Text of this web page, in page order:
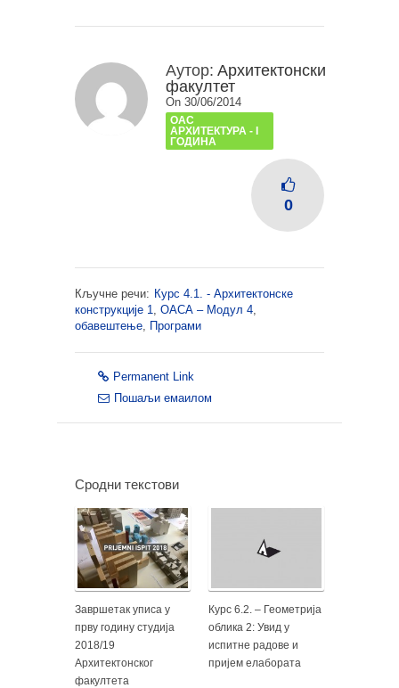
Аутор: Архитектонски
факултет
On 30/06/2014
ОАС
АРХИТЕКТУРА - I
ГОДИНА
0
Кључне речи: Курс 4.1. - Архитектонске
конструкције 1, ОАСА – Модул 4,
обавештење, Програми
Permanent Link
Пошаљи емаилом
Сродни текстови
Завршетак уписа у
прву годину студија
2018/19
Архитектонског
факултета
Курс 6.2. – Геометрија
облика 2: Увид у
испитне радове и
пријем елабората